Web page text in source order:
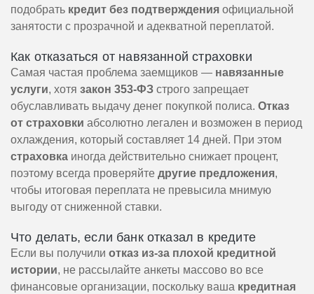
подобрать кредит без подтверждения официальной
занятости с прозрачной и адекватной переплатой.
Как отказаться от навязанной страховки
Самая частая проблема заемщиков — навязанные
услуги, хотя закон 353-ФЗ строго запрещает
обуславливать выдачу денег покупкой полиса. Отказ
от страховки абсолютно легален и возможен в период
охлаждения, который составляет 14 дней. При этом
страховка иногда действительно снижает процент,
поэтому всегда проверяйте другие предложения,
чтобы итоговая переплата не превысила мнимую
выгоду от сниженной ставки.
Что делать, если банк отказал в кредите
Если вы получили отказ из-за плохой кредитной
истории, не рассылайте анкеты массово во все
финансовые организации, поскольку ваша кредитная